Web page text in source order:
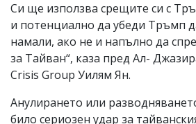
Си ще използва срещите си с
и потенциално да убеди Тръмп
намали, ако не и напълно да
за Тайван“, каза пред Ал-
Crisis Group Уилям Ян.
Анулирането или
било сериозен удар за